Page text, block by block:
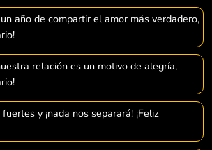
año de compartir el amor más verdadero,
relación es un motivo de alegría,
y ¡nada nos separará! ¡Feliz